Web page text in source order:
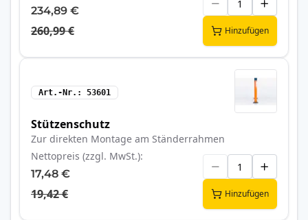
234,89 €
260,99 € Hinzufügen
Art.-Nr. 53601
Stützenschutz
Zur direkten Montage am Ständerrahmen
Nettopreis (zzgl. MwSt.)
17,48 €
19,42 € Hinzufügen